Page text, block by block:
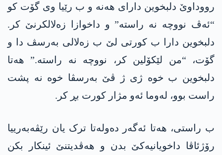
رووداوێ دلبخوین دارای ھەنە و ب رێیا وی گۆت کو
“ئەڤ نووچە نە راستە” و داخوازا زەلالکرنێ کر.
دلبخوین دارا ب کورتی لێ ب زەلالی بەرسڤ دا و
گۆت، “من لێکۆلین کر، نووچە نە راستە.” ھەتا
دلبخوین ب خوە ژی ژ ڤێ بەرسڤا خوە نە پشت
راست بوو، له‌وما ئەو مژار کورت بڕ كر.
ب راستی، ھەتا ئەگەر دەولەتا ترک یان رێڤەبەرییا
رۆژئاڤا داخویانیەکێ بدن و ھەڤدیتنێ ئینکار بکن